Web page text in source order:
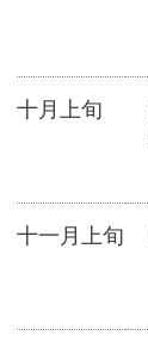
十月上旬
十一月上旬